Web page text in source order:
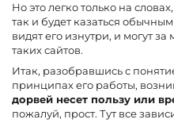
Но это легко только на
так и будет казаться
видят его изнутри, и могут
таких сайтов.
Итак, разобравшись с
принципах его работы,
дорвей несет пользу или
пожалуй, прост. Тут все